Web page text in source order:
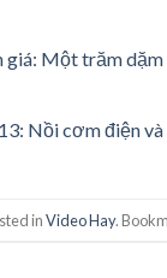
giá: Một trăm
Nồi cơm điện
inVideo Hay.